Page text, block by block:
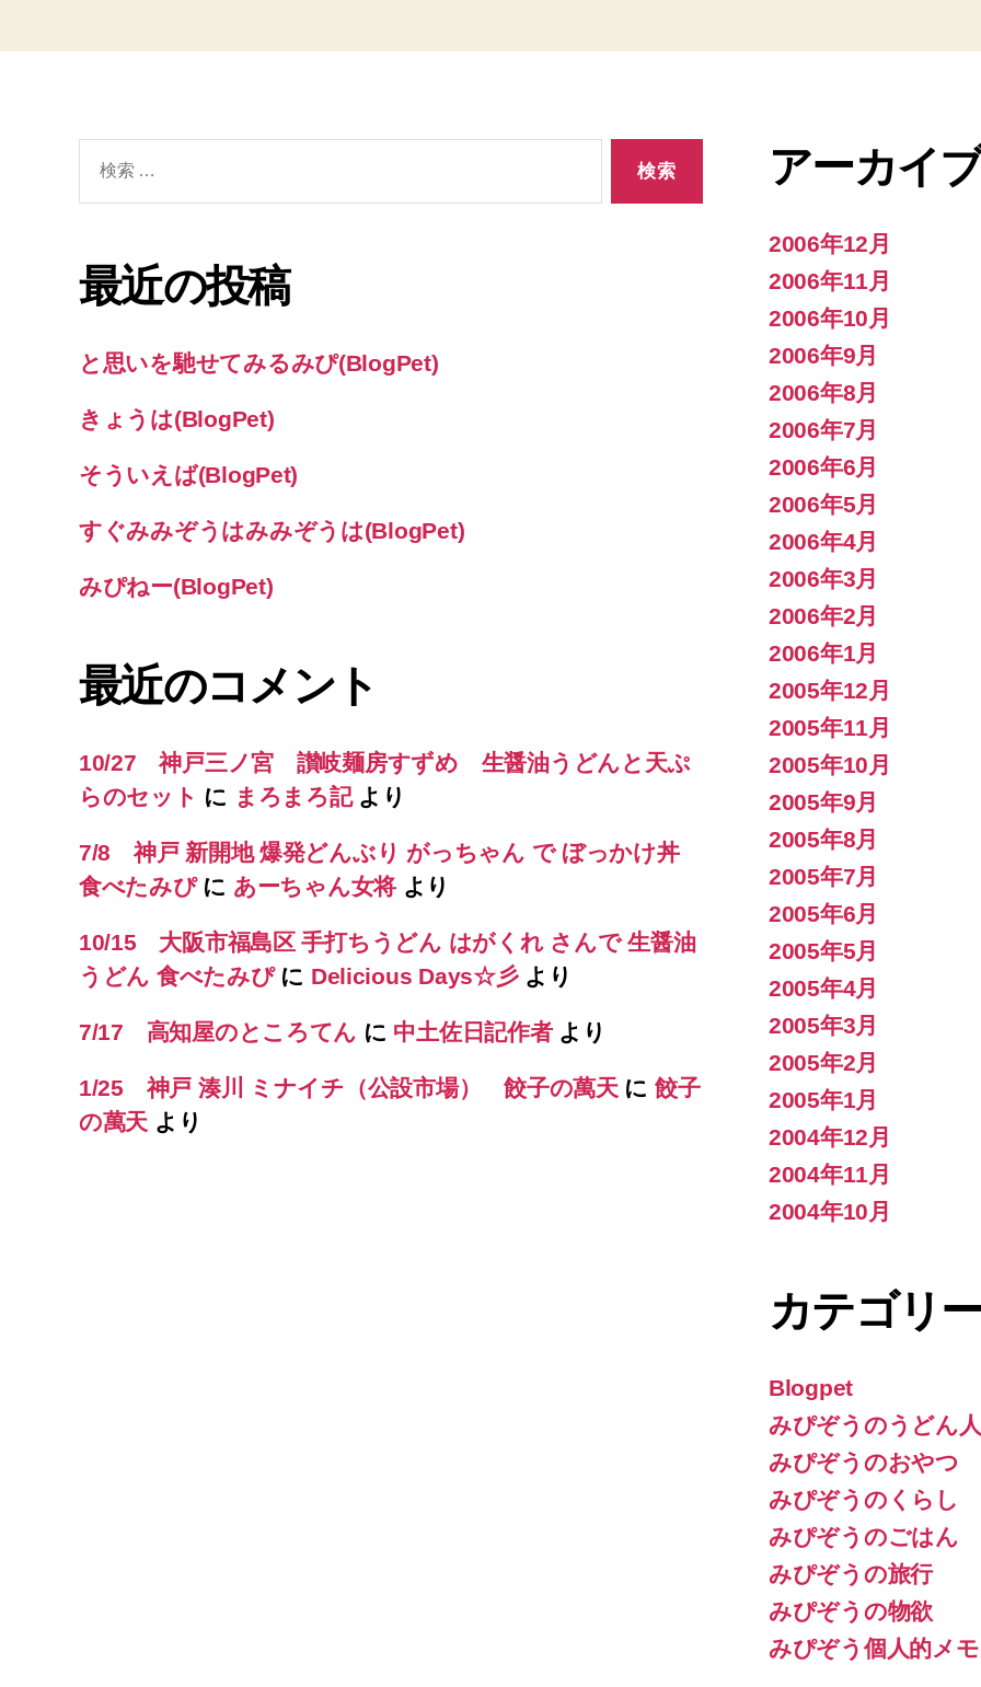
最近の投稿
と思いを馳せてみるみぴ(BlogPet)
きょうは(BlogPet)
そういえば(BlogPet)
すぐみみぞうはみみぞうは(BlogPet)
みぴねー(BlogPet)
最近のコメント
10/27 神戸三ノ宮 讃岐麺房すずめ 生醤油うどんと天ぷ
らのセット に まろまろ記より
7/8 神戸 新開地 爆発どんぶり がっちゃん で ぼっかけ丼
食べたみぴに あーちゃん女将より
10/15 大阪市福島区 手打ちうどん はがくれ さんで 生醤油
うどん 食べたみぴに Delicious Days☆彡より
7/17 高知屋のところてん に 中土佐日記作者より
1/25 神戸 湊川 ミナイチ（公設市場） 餃子の萬天に 餃子
の萬天 より
アーカイ
2006年12月
2006年11月
2006年10月
2006年9月
2006年8月
2006年7月
2006年6月
2006年5月
2006年4月
2006年3月
2006年2月
2006年1月
2005年12月
2005年11月
2005年10月
2005年9月
2005年8月
2005年7月
2005年6月
2005年5月
2005年4月
2005年3月
2005年2月
2005年1月
2004年12月
2004年11月
2004年10月
カテゴリ
Blogpet
みぴぞうのうどん
みぴぞうのおやつ
みぴぞうのくらし
みぴぞうのごはん
みぴぞうの旅行
みぴぞうの物欲
みぴぞう個人的メモ